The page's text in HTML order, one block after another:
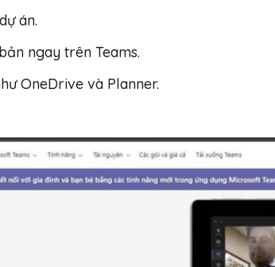
án.
ngay trên Teams.
OneDrive và Planner.